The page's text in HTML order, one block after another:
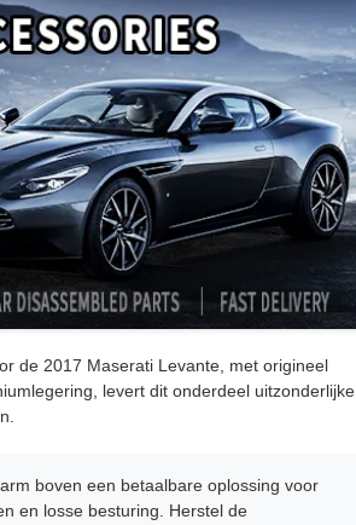
de 2017 Maserati Levante, met origineel
levert dit onderdeel uitzonderlijke
boven een betaalbare oplossing voor
en losse besturing. Herstel de